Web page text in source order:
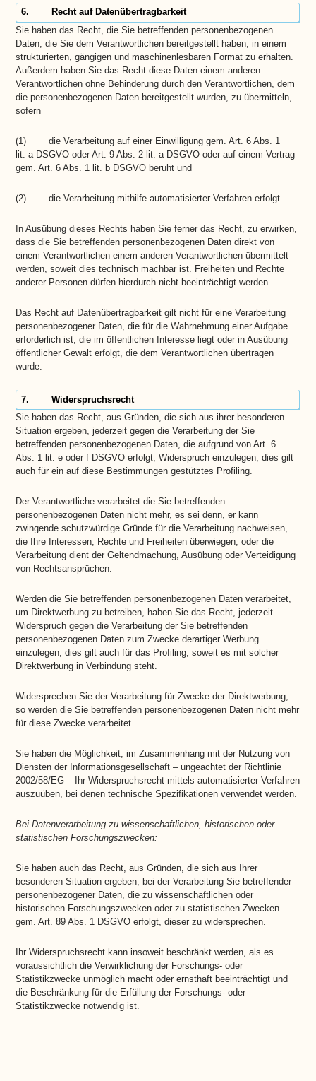
6. Recht auf Datenübertragbarkeit
Sie haben das Recht, die Sie betreffenden personenbezogenen
Daten, die Sie dem Verantwortlichen bereitgestellt haben, in einem
strukturierten, gängigen und maschinenlesbaren Format zu erhalten.
Außerdem haben Sie das Recht diese Daten einem anderen
Verantwortlichen ohne Behinderung durch den Verantwortlichen, dem
die personenbezogenen Daten bereitgestellt wurden, zu übermitteln,
sofern
(1) die Verarbeitung auf einer Einwilligung gem. Art. 6 Abs. 1
lit. a DSGVO oder Art. 9 Abs. 2 lit. a DSGVO oder auf einem Vertrag
gem. Art. 6 Abs. 1 lit. b DSGVO beruht und
(2) die Verarbeitung mithilfe automatisierter Verfahren erfolgt.
In Ausübung dieses Rechts haben Sie ferner das Recht, zu erwirken,
dass die Sie betreffenden personenbezogenen Daten direkt von
einem Verantwortlichen einem anderen Verantwortlichen übermittelt
werden, soweit dies technisch machbar ist. Freiheiten und Rechte
anderer Personen dürfen hierdurch nicht beeinträchtigt werden.
Das Recht auf Datenübertragbarkeit gilt nicht für eine Verarbeitung
personenbezogener Daten, die für die Wahrnehmung einer Aufgabe
erforderlich ist, die im öffentlichen Interesse liegt oder in Ausübung
öffentlicher Gewalt erfolgt, die dem Verantwortlichen übertragen
wurde.
7. Widerspruchsrecht
Sie haben das Recht, aus Gründen, die sich aus ihrer besonderen
Situation ergeben, jederzeit gegen die Verarbeitung der Sie
betreffenden personenbezogenen Daten, die aufgrund von Art. 6
Abs. 1 lit. e oder f DSGVO erfolgt, Widerspruch einzulegen; dies gilt
auch für ein auf diese Bestimmungen gestütztes Profiling.
Der Verantwortliche verarbeitet die Sie betreffenden
personenbezogenen Daten nicht mehr, es sei denn, er kann
zwingende schutzwürdige Gründe für die Verarbeitung nachweisen,
die Ihre Interessen, Rechte und Freiheiten überwiegen, oder die
Verarbeitung dient der Geltendmachung, Ausübung oder Verteidigung
von Rechtsansprüchen.
Werden die Sie betreffenden personenbezogenen Daten verarbeitet,
um Direktwerbung zu betreiben, haben Sie das Recht, jederzeit
Widerspruch gegen die Verarbeitung der Sie betreffenden
personenbezogenen Daten zum Zwecke derartiger Werbung
einzulegen; dies gilt auch für das Profiling, soweit es mit solcher
Direktwerbung in Verbindung steht.
Widersprechen Sie der Verarbeitung für Zwecke der Direktwerbung,
so werden die Sie betreffenden personenbezogenen Daten nicht mehr
für diese Zwecke verarbeitet.
Sie haben die Möglichkeit, im Zusammenhang mit der Nutzung von
Diensten der Informationsgesellschaft – ungeachtet der Richtlinie
2002/58/EG – Ihr Widerspruchsrecht mittels automatisierter Verfahren
auszuüben, bei denen technische Spezifikationen verwendet werden.
Bei Datenverarbeitung zu wissenschaftlichen, historischen oder
statistischen Forschungszwecken:
Sie haben auch das Recht, aus Gründen, die sich aus Ihrer
besonderen Situation ergeben, bei der Verarbeitung Sie betreffender
personenbezogener Daten, die zu wissenschaftlichen oder
historischen Forschungszwecken oder zu statistischen Zwecken
gem. Art. 89 Abs. 1 DSGVO erfolgt, dieser zu widersprechen.
Ihr Widerspruchsrecht kann insoweit beschränkt werden, als es
voraussichtlich die Verwirklichung der Forschungs- oder
Statistikzwecke unmöglich macht oder ernsthaft beeinträchtigt und
die Beschränkung für die Erfüllung der Forschungs- oder
Statistikzwecke notwendig ist.